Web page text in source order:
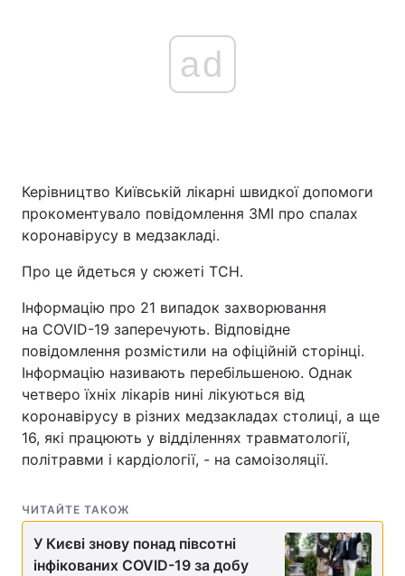
Головна Війна
Україна
Економіка Світ
Спорт Наука
Техно і зв'язок Лайт
Зброя Інциденти
Здоров'я Туризм
Цікавинки
Екологія
Лонгріди
ad
Керівництво Київській лікарні швидкої допомоги
прокоментувало повідомлення ЗМІ про спалах
коронавірусу в медзакладі.
Про це йдеться у сюжеті ТСН.
Інформацію про 21 випадок захворювання
на COVID-19 заперечують. Відповідне
повідомлення розмістили на офіційній сторінці.
Інформацію називають перебільшеною. Однак
четверо їхніх лікарів нині лікуються від
коронавірусу в різних медзакладах столиці, а ще
16, які працюють у відділеннях травматології,
політравми і кардіології, - на самоізоляції.
ЧИТАЙТЕ ТАКОЖ
У Києві знову понад півсотні
інфікованих COVID-19 за добу